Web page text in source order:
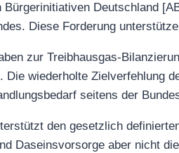
Bürgerinitiativen Deutschland
Diese Forderung
zur Treibhausgas-
Die wiederholte Zielverfehlung
seitens der
den gesetzlich
Daseinsvorsorge aber nicht